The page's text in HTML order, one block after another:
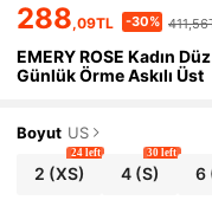
288,09TL -30%
EMERY ROSE Kadın
Günlük Örme Askılı Üst
Boyut US
2 (XS)
24 left
4(S)
30 left
6